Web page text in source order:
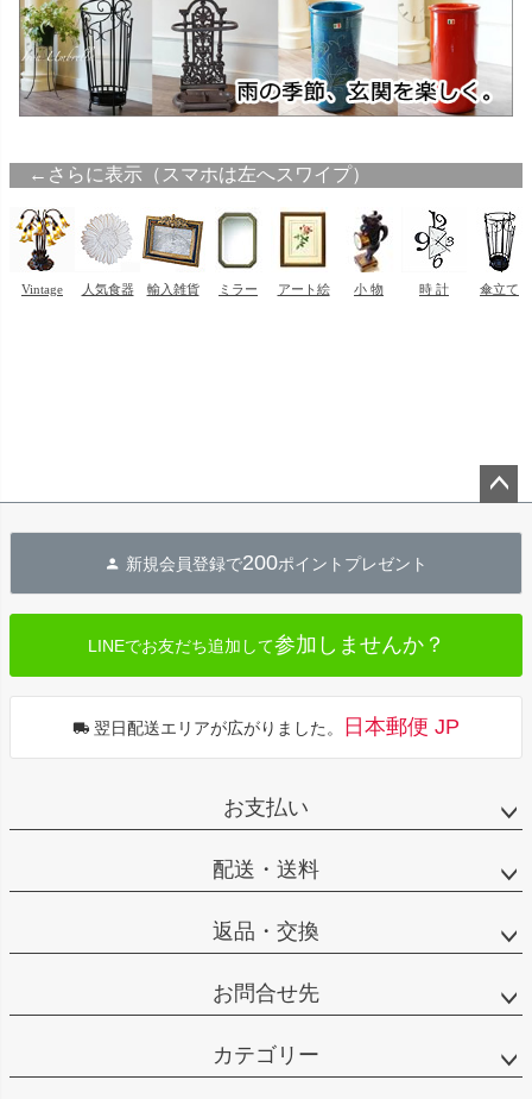
へ
新規会員登録で200ポイントプレゼント
LINEでお友だち追加して参加しませんか？
翌日配送エリアが広がりました。 日本郵便 JP
お支払い
配送・送料
返品・交換
お問合せ先
カテゴリー